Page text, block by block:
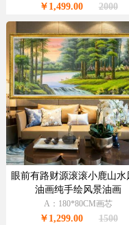
￥1,499.00 2000
眼前有路财源滚滚小鹿山水
油画纯手绘风景油画
A：180*80CM画芯
￥1,299.00 1500